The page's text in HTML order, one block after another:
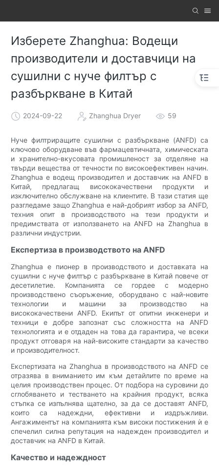
Изберете Zhanghua: Водещи
производители и доставчици на
сушилни с нуче филтър с
разбъркване в Китай
2024-09-22 Zhanghua Dryer 59
Нуче филтриращите сушилни с разбъркване (ANFD) са
ключово оборудване във фармацевтичната, химическата
и хранително-вкусовата промишленост за отделяне на
твърди вещества от течности по високоефективен начин.
Zhanghua е водещ производител и доставчик на ANFD в
Китай, предлагащ висококачествени продукти и
изключително обслужване на клиентите. В тази статия ще
разгледаме защо Zhanghua е най-добрият избор за ANFD,
техния опит в производството на тези продукти и
предимствата от използването на ANFD на Zhanghua в
различни индустрии.
Експертиза в производството на ANFD
Zhanghua е пионер в производството и доставката на
сушилни с нуче филтър с разбъркване в Китай повече от
десетилетие. Компанията се гордее с модерно
производствено съоръжение, оборудвано с най-новите
технологии и машини за производство на
висококачествени ANFD. Екипът от опитни инженери и
техници е добре запознат със сложността на ANFD
технологията и е отдаден на това да гарантира, че всеки
продукт отговаря на най-високите стандарти за качество
и производителност.
Експертизата на Zhanghua в производството на ANFD се
отразява в вниманието им към детайлите по време на
целия производствен процес. От подбора на суровини до
сглобяването и тестването на крайния продукт, всяка
стъпка се изпълнява щателно, за да се доставят ANFD,
които са надеждни, ефективни и издръжливи.
Ангажиментът на компанията към високи постижения ѝ е
спечелил силна репутация на надежден производител и
доставчик на ANFD в Китай.
Качество и надеждност